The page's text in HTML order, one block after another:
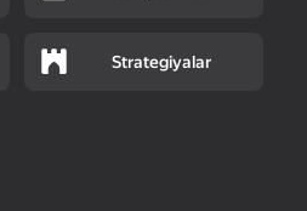
Strategiyalar